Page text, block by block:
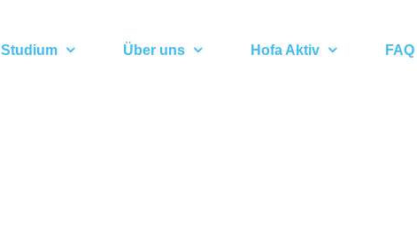
Studium Über uns Hofa Aktiv FAQ